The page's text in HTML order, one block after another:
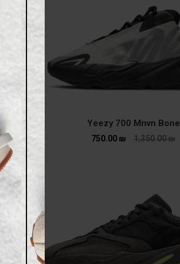
Yeezy 700 Mnvn Bone
1,350.00₪
750.00 ₪